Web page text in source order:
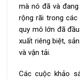
mà nó đã và
rộng rãi trong các
quy mô lớn đã
xuất riêng biệt,
và vận tải.
Các cuộc khảo